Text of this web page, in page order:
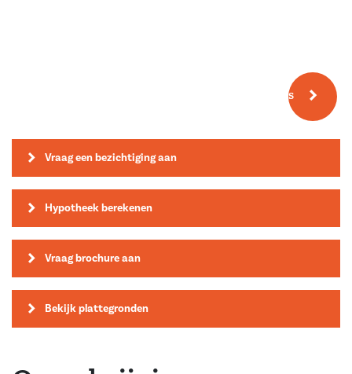
Meer fotos
Vraag een bezichtiging aan
Hypotheek berekenen
Vraag brochure aan
Bekijk plattegronden